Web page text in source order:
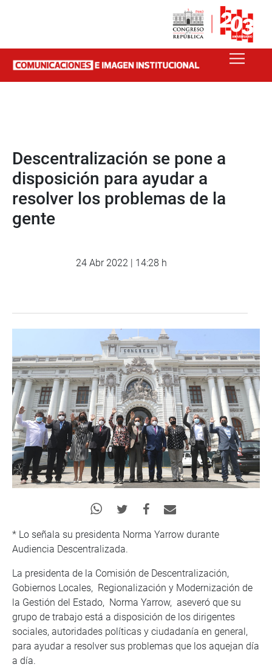
Descentralización se pone a
disposición para ayudar a
resolver los problemas de la
gente
24 Abr 2022 | 14:28 h
* Lo señala su presidenta Norma Yarrow durante
Audiencia Descentralizada.
La presidenta de la Comisión de Descentralización,
Gobiernos Locales, Regionalización y Modernización de
la Gestión del Estado, Norma Yarrow, aseveró que su
grupo de trabajo está a disposición de los dirigentes
sociales, autoridades políticas y ciudadanía en general,
para ayudar a resolver sus problemas que los aquejan día
a día.